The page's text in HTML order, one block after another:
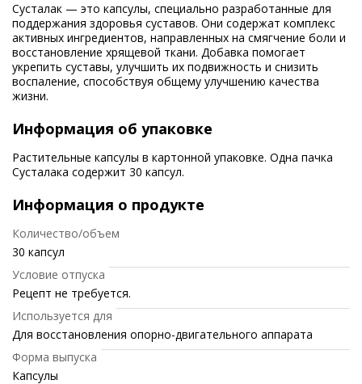
Сусталак — это капсулы, специально разработанные для
поддержания здоровья суставов. Они содержат комплекс
активных ингредиентов, направленных на смягчение боли и
восстановление хрящевой ткани. Добавка помогает
укрепить суставы, улучшить их подвижность и снизить
воспаление, способствуя общему улучшению качества
жизни.
Информация об упаковке
Растительные капсулы в картонной упаковке. Одна пачка
Сусталака содержит 30 капсул.
Информация о продукте
Количество/объем
30 капсул
Условие отпуска
Рецепт не требуется.
Используется для
Для восстановления опорно-двигательного аппарата
Форма выпуска
Капсулы